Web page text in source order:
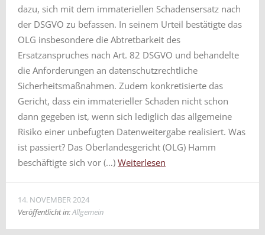
dazu, sich mit dem immateriellen Schadensersatz nach
der DSGVO zu befassen. In seinem Urteil bestätigte das
OLG insbesondere die Abtretbarkeit des
Ersatzanspruches nach Art. 82 DSGVO und behandelte
die Anforderungen an datenschutzrechtliche
Sicherheitsmaßnahmen. Zudem konkretisierte das
Gericht, dass ein immaterieller Schaden nicht schon
dann gegeben ist, wenn sich lediglich das allgemeine
Risiko einer unbefugten Datenweitergabe realisiert. Was
ist passiert? Das Oberlandesgericht (OLG) Hamm
beschäftigte sich vor (…) Weiterlesen
14. NOVEMBER 2024
Veröffentlicht in:Allgemein